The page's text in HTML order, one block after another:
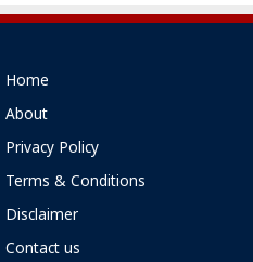
Home
About
Privacy Policy
Terms & Conditions
Disclaimer
Contact us